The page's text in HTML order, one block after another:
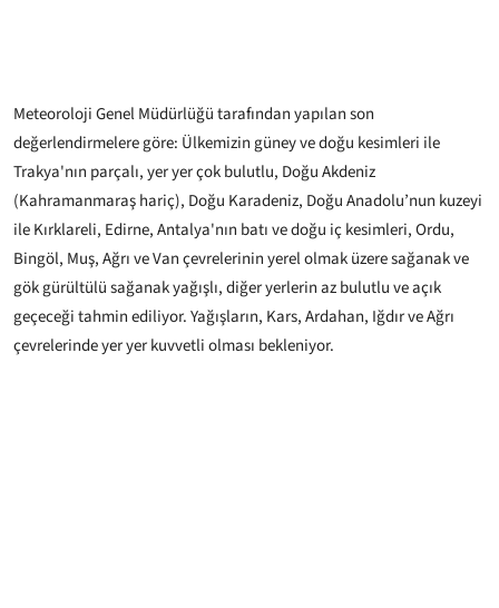
Meteoroloji Genel Müdürlüğü tarafından yapılan son
değerlendirmelere göre: Ülkemizin güney ve doğu kesimleri ile
Trakya'nın parçalı, yer yer çok bulutlu, Doğu Akdeniz
(Kahramanmaraş hariç), Doğu Karadeniz, Doğu Anadolu’nun kuzeyi
ile Kırklareli, Edirne, Antalya'nın batı ve doğu iç kesimleri, Ordu,
Bingöl, Muş, Ağrı ve Van çevrelerinin yerel olmak üzere sağanak ve
gök gürültülü sağanak yağışlı, diğer yerlerin az bulutlu ve açık
geçeceği tahmin ediliyor. Yağışların, Kars, Ardahan, Iğdır ve Ağrı
çevrelerinde yer yer kuvvetli olması bekleniyor.